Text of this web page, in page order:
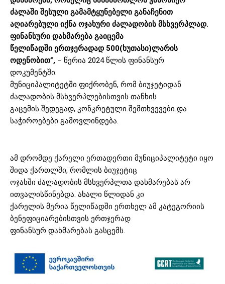
ძალაში შესული გამამტყუნებელი განაჩენით
აღიარებული იქნა ოჯახური ძალადობის მსხვერპლად.
ფინანსური დახმარება გაიცემა
წელიწადში ერთჯერადად 500(ხუთასი)ლარის
ოდენობით”, – წერია 2024 წლის ფინანსურ
დოკუმენტში.
მუნიციპალიტეტში ფიქრობენ, რომ ბიუჯეტიდან
ძალადობის მსხვერპლებისთვის თანხის
გაცემის შედეგად, კონკრეტული შემთხვევები და
საჭიროებები გამოვლინდება.
ამ დრომდე ქარელი ერთადერთი მუნიციპალიტეტი იყო
შიდა ქართლში, რომლის ბიუჯეტიც
ოჯახში ძალადობის მსხვერპლთა დახმარებას არ
ითვალისწინებდა. ახალი წლიდან კი
ქარელის მერია წელიწადში ერთხელ ამ კატეგორიის
ბენეფიციარებისთვის ერთჯერად
ფინანსურ დახმარებას გასცემს.